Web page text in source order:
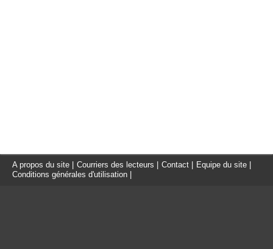
A propos du site Courriers des lecteurs Contact Equipe du site
Conditions générales d'utilisation